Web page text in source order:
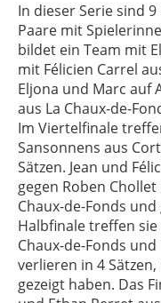
In dieser Serie sind
Paare mit
bildet ein Team mit
mit Félicien Carrel
Eljona und Marc auf
aus La Chaux-de-
Im Viertelfinale
Sansonnens aus
Sätzen. Jean und
gegen Roben
Chaux-de-Fonds
Halbfinale treffen sie
Chaux-de-Fonds
verlieren in 4
gezeigt haben. Das